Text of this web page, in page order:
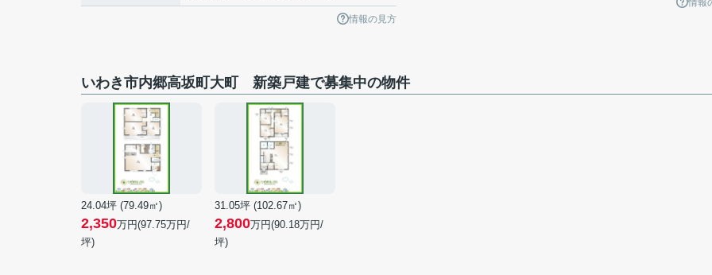
情報の見方
いわき市内郷高坂町大町 新築戸建で募集中の物件
24.04坪 (79.49㎡)
2,350万円(97.75万円/
坪)
31.05坪 (102.67㎡)
2,800万円(90.18万円/
坪)